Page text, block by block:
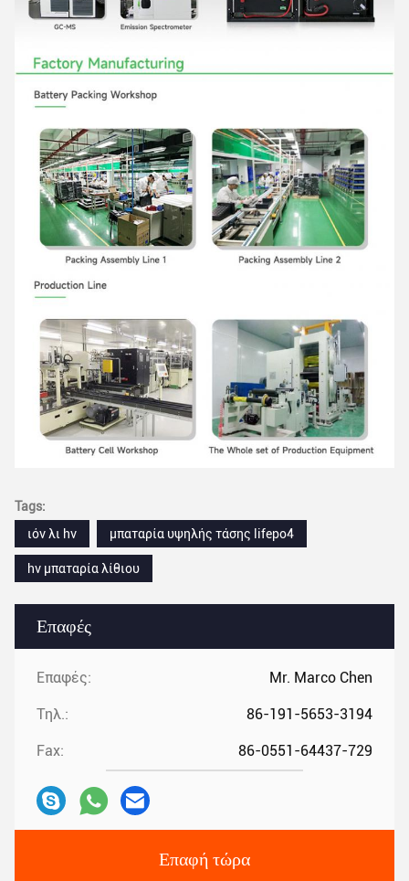
Επαφές
Επαφές: Mr. Marco Chen
Τηλ.: 86-191-5653-3194
Fax: 86-0551-64437-729
Επαφή τώρα
Tags:
ιόν λι hv
μπαταρία υψηλής τάσης lifepo4
hv μπαταρία λίθιου